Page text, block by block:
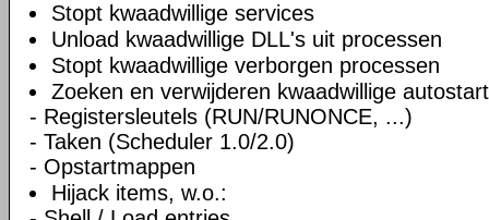
Stopt kwaadwillige services
Unload kwaadwillige DLL's uit processen
Stopt kwaadwillige verborgen processen
Zoeken en verwijderen kwaadwillige
- Registersleutels (RUN/RUNONCE, ...)
- Taken (Scheduler 1.0/2.0)
- Opstartmappen
Hijack items, w.o.: